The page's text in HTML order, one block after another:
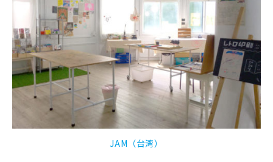
JAM（台湾）